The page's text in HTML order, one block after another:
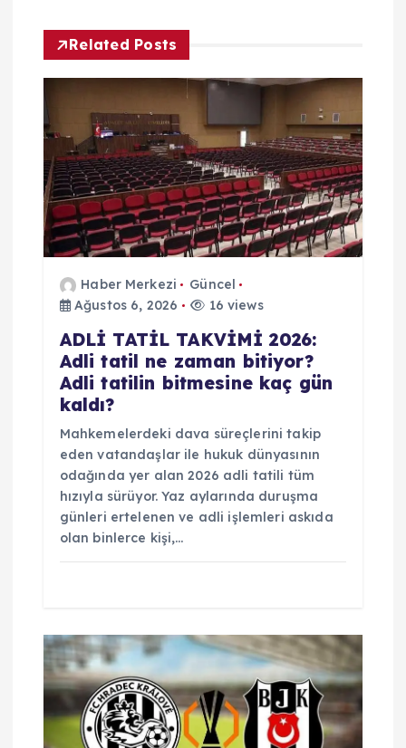
n
m
e
s
Related Posts
Haber Merkezi
Güncel
Ağustos 6, 2026
16 views
ADLİ TATİL TAKVİMİ 2026:
Adli tatil ne zaman bitiyor?
Adli tatilin bitmesine kaç gün
kaldı?
Mahkemelerdeki dava süreçlerini takip
eden vatandaşlar ile hukuk dünyasının
odağında yer alan 2026 adli tatili tüm
hızıyla sürüyor. Yaz aylarında duruşma
günleri ertelenen ve adli işlemleri askıda
olan binlerce kişi,…